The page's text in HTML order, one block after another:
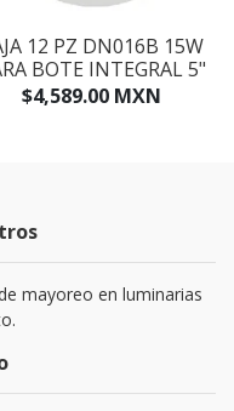
12 PZ DN016B 15W
BOTE INTEGRAL 5"
$4,589.00 MXN
mayoreo en luminarias